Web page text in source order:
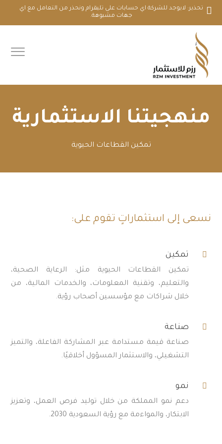
تحذير: لايوجد للشركة اي حسابات على تليقرام ونحذر من التعامل مع اي
جهات مشبوهة.
منهجيتنا الاستثمارية
تمكين القطاعات الحيوية
نسعى إلى استثماراتٍ تقوم على:
 تمكين
تمكين القطاعات الحيوية مثل: الرعاية الصحية،
والتعليم، وتقنية المعلومات، والخدمات المالية، من
خلال شراكات مع مؤسسين أصحاب رؤية.
 صناعة
صناعة قيمة مستدامة عبر المشاركة الفاعلة، والتميز
التشغيلي، والاستثمار المسؤول أخلاقيًا.
 نمو
دعم نمو المملكة من خلال توليد فرص العمل، وتعزيز
الابتكار، والمواءمة مع رؤية السعودية 2030.